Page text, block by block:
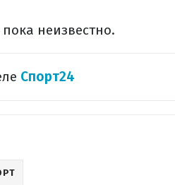
неизвестно.
Спорт24